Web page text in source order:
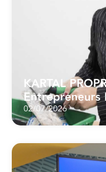
KARTAL
Entrepreneurs
02/07/2026